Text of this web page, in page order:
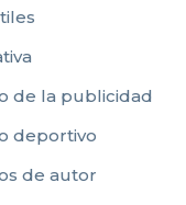
de la publicidad
deportivo
de autor